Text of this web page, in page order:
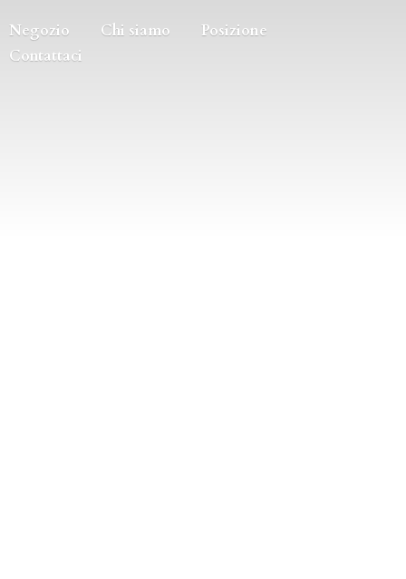
Negozio Chi siamo
Posizione
Contattaci